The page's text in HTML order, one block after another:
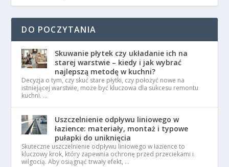
DO POCZYTANIA
Skuwanie płytek czy układanie ich na
starej warstwie – kiedy i jak wybrać
najlepszą metodę w kuchni?
Decyzja o tym, czy skuć stare płytki, czy położyć nowe na
istniejącej warstwie, może być kluczowa dla sukcesu remontu
kuchni. …
Uszczelnienie odpływu liniowego w
łazience: materiały, montaż i typowe
pułapki do uniknięcia
Skuteczne uszczelnienie odpływu liniowego w łazience to
kluczowy krok, który zapewnia ochronę przed przeciekami i
wilgocią. Aby osiągnąć trwały efekt, …